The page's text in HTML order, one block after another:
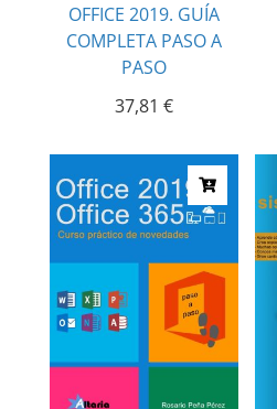
OFFICE 2019. GUÍA
COMPLETA PASO A
PASO
37,81€